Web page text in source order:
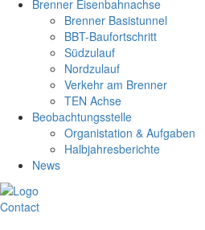
Brenner Eisenbahnachse
Brenner Basistunnel
BBT-Baufortschritt
Südzulauf
Nordzulauf
Verkehr am Brenner
TEN Achse
Beobachtungsstelle
Organistation & Aufgaben
Halbjahresberichte
News
Contact